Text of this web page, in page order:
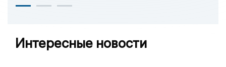
Интересные новости